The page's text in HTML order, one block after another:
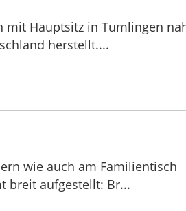
mit Hauptsitz in Tumlingen
herstellt....
wie auch am Familientisch
breit aufgestellt: Br...